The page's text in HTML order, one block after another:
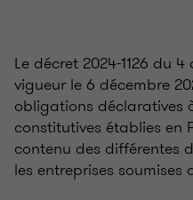
Le décret 2024-1126 du
vigueur le 6 décembre
obligations déclaratives
constitutives établies en
contenu des différentes
les entreprises